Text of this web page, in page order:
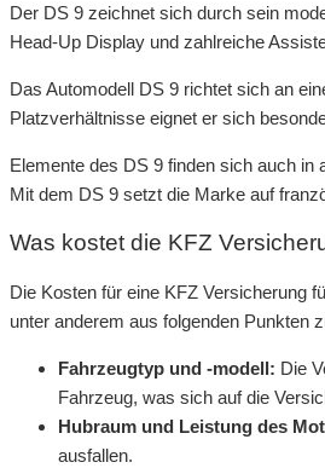
Der DS 9 zeichnet sich durch sein
Head-Up Display und zahlreiche
Das Automodell DS 9 richtet sich an
Platzverhältnisse eignet er sich
Elemente des DS 9 finden sich auch
Mit dem DS 9 setzt die Marke auf
Was kostet die KFZ
Die Kosten für eine KFZ Versicherung
unter anderem aus folgenden Punkten
Fahrzeugtyp und -modell: Die
Fahrzeug, was sich auf die
Hubraum und Leistung des
ausfallen.